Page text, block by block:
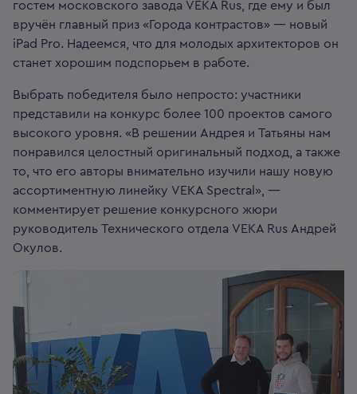
гостем московского завода VEKA Rus, где ему и был
вручён главный приз «Города контрастов» — новый
iPad Pro. Надеемся, что для молодых архитекторов он
станет хорошим подспорьем в работе.
Выбрать победителя было непросто: участники
представили на конкурс более 100 проектов самого
высокого уровня. «В решении Андрея и Татьяны нам
понравился целостный оригинальный подход, а также
то, что его авторы внимательно изучили нашу новую
ассортиментную линейку VEKA Spectral», —
комментирует решение конкурсного жюри
руководитель Технического отдела VEKA Rus Андрей
Окулов.